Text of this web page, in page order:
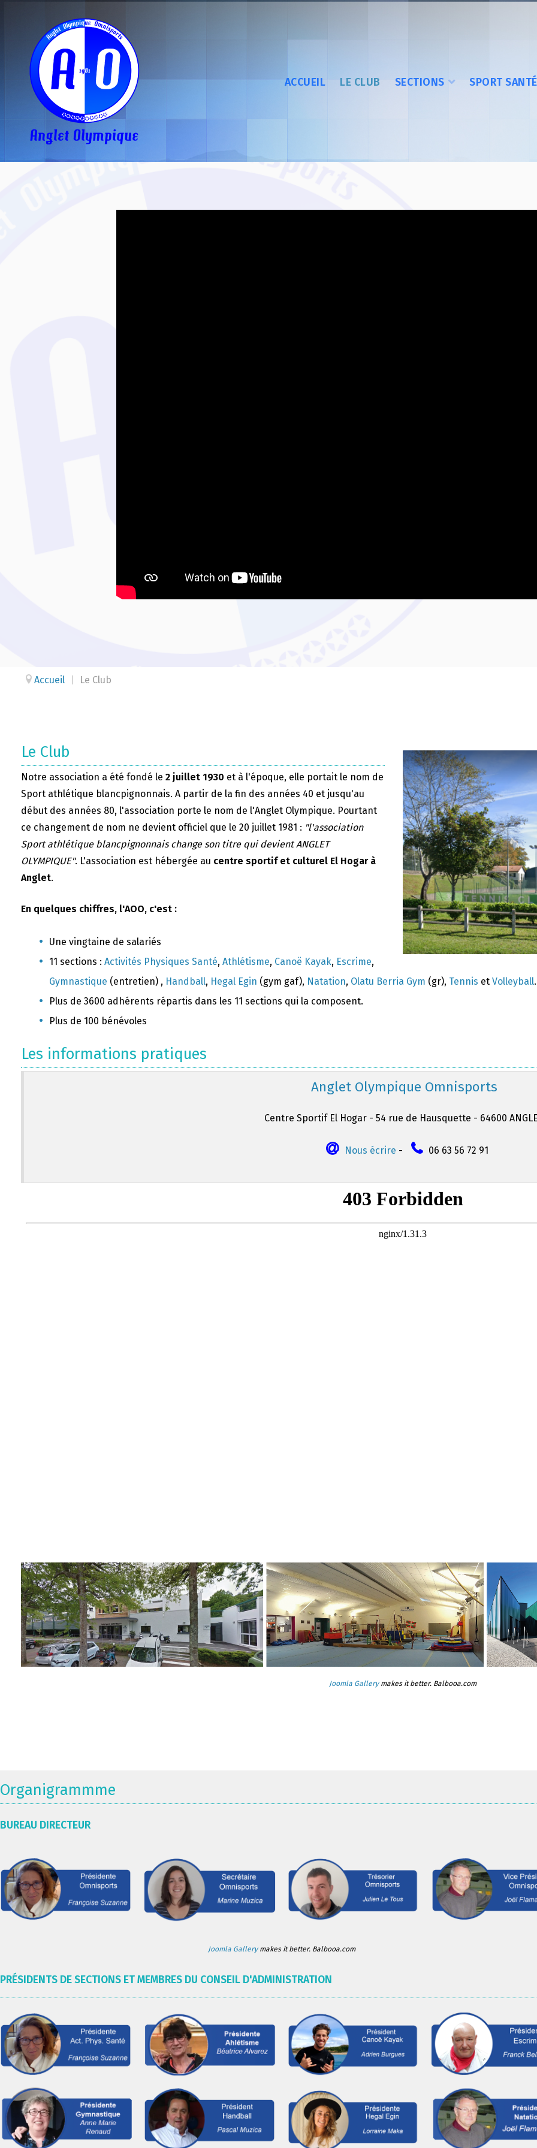
ACCUEIL LE CLUB SECTIONS SPORT SANTÉ
Accueil Le Club
Le Club
Notre association a été fondé le 2 juillet 1930 et à l'époque, elle portait le nom de
Sport athlétique blancpignonnais. A partir de la fin des années 40 et jusqu'au
début des années 80, l'association porte le nom de l'Anglet Olympique. Pourtant
ce changement de nom ne devient officiel que le 20 juillet 1981 : "l'association
Sport athlétique blancpignonnais change son titre qui devient ANGLET
OLYMPIQUE". L'association est hébergée au centre sportif et culturel El Hogar à
Anglet.
En quelques chiffres, l'AOO, c'est :
Une vingtaine de salariés
11 sections : Activités Physiques Santé, Athlétisme, Canoë Kayak, Escrime,
Gymnastique (entretien) , Handball, Hegal Egin (gym gaf), Natation, Olatu Berria Gym (gr), Tennis et Volleyball.
Plus de 3600 adhérents répartis dans les 11 sections qui la composent.
Plus de 100 bénévoles
Les informations pratiques
Anglet Olympique Omnisports
Centre Sportif El Hogar - 54 rue de Hausquette - 64600
Nous écrire - 06 63 56 72 91
Joomla Gallerymakes it better. Balbooa.com
Organigrammme
BUREAU DIRECTEUR
Joomla Gallerymakes it better. Balbooa.com
PRÉSIDENTS DE SECTIONS ET MEMBRES DU CONSEIL D'ADMINISTRATION